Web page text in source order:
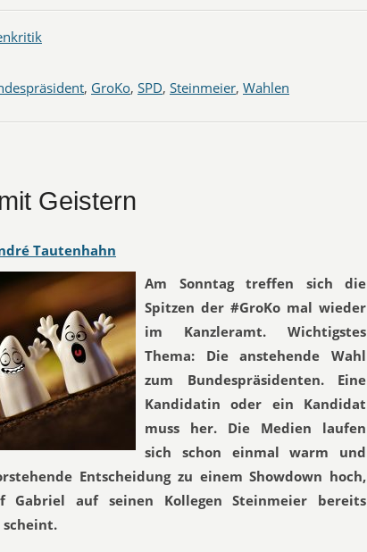
, GroKo, SPD, Steinmeier, Wahlen
Geistern
Tautenhahn
Am Sonntag treffen sich die
Spitzen der #GroKo mal wieder
im Kanzleramt. Wichtigstes
Thema: Die anstehende Wahl
zum Bundespräsidenten. Eine
Kandidatin oder ein Kandidat
muss her. Die Medien laufen
sich schon einmal warm und
Entscheidung zu einem Showdown hoch,
Gabriel auf seinen Kollegen Steinmeier bereits
scheint.